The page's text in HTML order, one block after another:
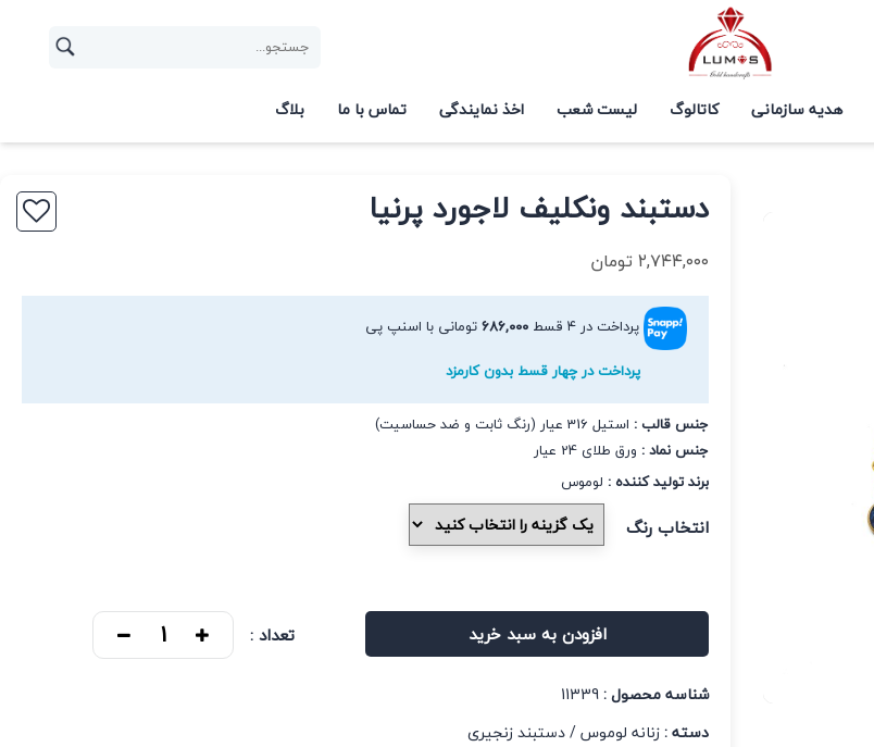
هدیه سازمانی کاتالوگ لیست شعب اخذ نمایندگی تماس با ما بلاگ
دستبند ونکلیف لاجورد پرنیا
۲,۷۴۴,۰۰۰تومان
پرداخت در ۴ قسط ۶۸۶,۰۰۰تومانی با اسنپ پی
پرداخت در چهار قسط بدون کارمزد
جنس قالب : استیل 316 عیار (رنگ ثابت و ضد حساسیت)
جنس نماد : ورق طلای 24 عیار
برند تولید کننده : لوموس
انتخاب رنگ
افزودن به سبد خرید تعداد :
شناسه محصول :11339
دسته :زنانه لوموس/دستبند زنجیری